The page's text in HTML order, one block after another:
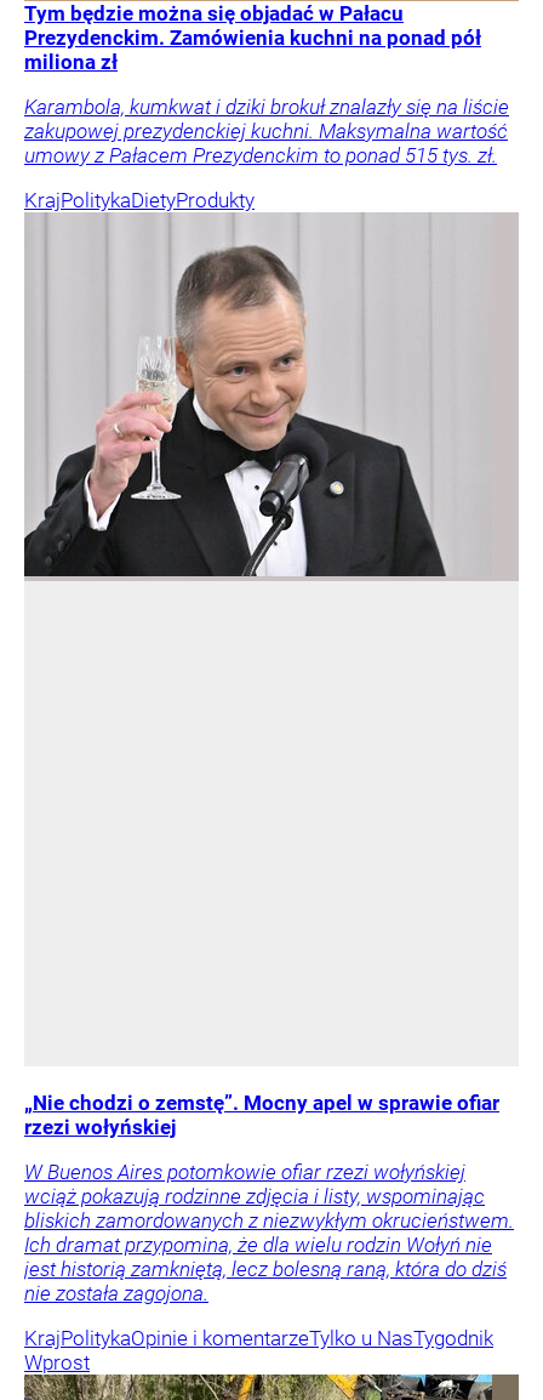
Tym będzie można się objadać w Pałacu
Prezydenckim. Zamówienia kuchni na ponad pół
miliona zł
Karambola, kumkwat i dziki brokuł znalazły się na liście
zakupowej prezydenckiej kuchni. Maksymalna wartość
umowy z Pałacem Prezydenckim to ponad 515 tys. zł.
KrajPolitykaDietyProdukty
„Nie chodzi o zemstę”. Mocny apel w sprawie ofiar
rzezi wołyńskiej
W Buenos Aires potomkowie ofiar rzezi wołyńskiej
wciąż pokazują rodzinne zdjęcia i listy, wspominając
bliskich zamordowanych z niezwykłym okrucieństwem.
Ich dramat przypomina, że dla wielu rodzin Wołyń nie
jest historią zamkniętą, lecz bolesną raną, która do dziś
nie została zagojona.
KrajPolitykaOpinie i komentarzeTylko u NasTygodnik
Wprost